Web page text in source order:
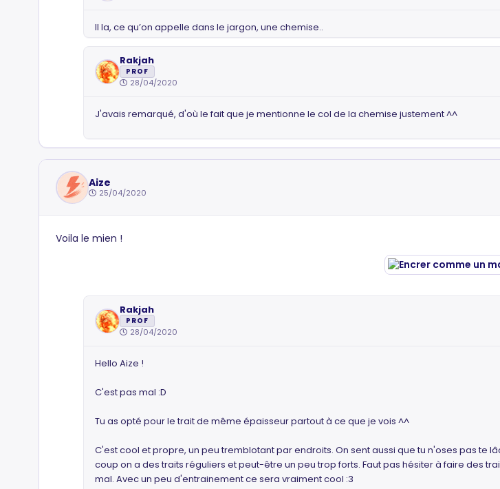
Il la, ce qu’on appelle dans le jargon, une chemise..
Rakjah
PROF
28/04/2020
J'avais remarqué, d'où le fait que je mentionne le col de la chemise justement ^^
Aize
25/04/2020
Voila le mien !
Rakjah
PROF
28/04/2020
Hello Aize !
C'est pas mal :D
Tu as opté pour le trait de même épaisseur partout à ce que je vois ^^
C'est cool et propre, un peu tremblotant par endroits. On sent aussi que tu n'oses pas te
coup on a des traits réguliers et peut-être un peu trop forts. Faut pas hésiter à faire des
mal. Avec un peu d'entrainement ce sera vraiment cool :3